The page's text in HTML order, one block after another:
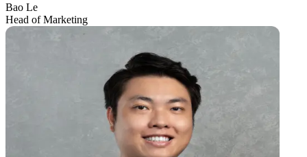
Bao Le
Head of Marketing